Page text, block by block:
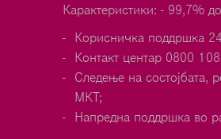
Карактеристики: - 99,7%
Корисничка поддршка
Контакт центар 0800
Следење на состојбата,
МКТ;
Напредна поддршка во